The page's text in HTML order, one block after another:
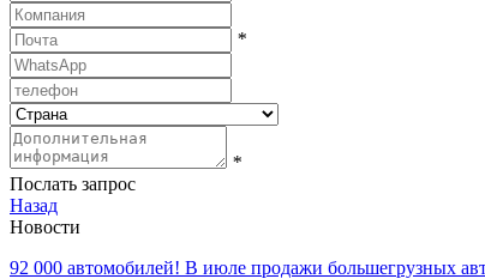
*
*
Послать запрос
Назад
Новости
92 000 автомобилей! В июле продажи большегрузных